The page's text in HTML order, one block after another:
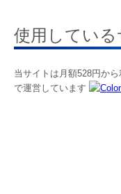
使用している
当サイトは月額528円から
で運営しています